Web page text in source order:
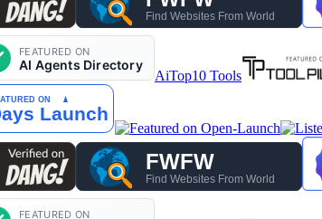
AiTop10 Tools